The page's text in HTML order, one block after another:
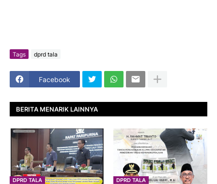
Tags dprd tala
Facebook
BERITA MENARIK LAINNYA
DPRD TALA DPRD TALA